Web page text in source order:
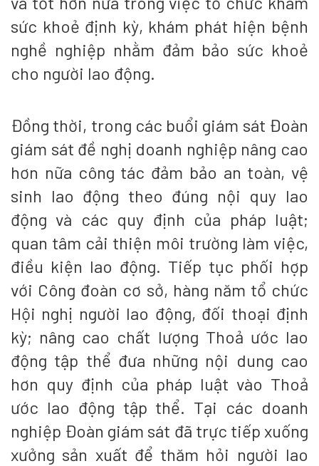
sức khoẻ định kỳ, khám phát hiện bệnh
nghề nghiệp nhằm đảm bảo sức khoẻ
cho người lao động.
Đồng thời, trong các buổi giám sát Đoàn
giám sát đề nghị doanh nghiệp nâng cao
hơn nữa công tác đảm bảo an toàn, vệ
sinh lao động theo đúng nội quy lao
động và các quy định của pháp luật;
quan tâm cải thiện môi trường làm việc,
điều kiện lao động. Tiếp tục phối hợp
với Công đoàn cơ sở, hàng năm tổ chức
Hội nghị người lao động, đối thoại định
kỳ; nâng cao chất lượng Thoả ước lao
động tập thể đưa những nội dung cao
hơn quy định của pháp luật vào Thoả
ước lao động tập thể. Tại các doanh
nghiệp Đoàn giám sát đã trực tiếp xuống
xưởng sản xuất để thăm hỏi người lao